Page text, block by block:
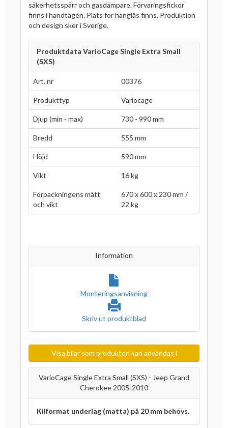
säkerhetsspärr och gasdämpare. Förvaringsfickor
finns i handtagen. Plats för hänglås finns. Produktion
och design sker i Sverige.
Produktdata VarioCage Single Extra Small
(SXS)
Art. nr 00376
Produkttyp Variocage
Djup (min - max) 730 - 990 mm
Bredd 555 mm
Höjd 590 mm
Vikt 16 kg
Förpackningens mått
och vikt
670 x 600 x 230 mm /
22 kg
Information
Monteringsanvisning
Skriv ut produktblad
Visa bilar som produkten kan användas i
VarioCage Single Extra Small (SXS) - Jeep Grand
Cherokee 2005-2010
Kilformat underlag (matta) på 20 mm behövs.